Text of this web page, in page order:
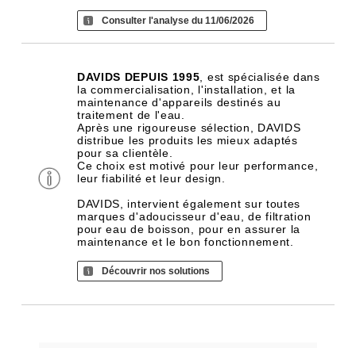
Consulter l'analyse du 11/06/2026
DAVIDS DEPUIS 1995 , est spécialisée dans
la commercialisation, l'installation, et la
maintenance d'appareils destinés au
traitement de l'eau.
Après une rigoureuse sélection, DAVIDS
distribue les produits les mieux adaptés
pour sa clientèle.
Ce choix est motivé pour leur performance,
leur fiabilité et leur design.
DAVIDS, intervient également sur toutes
marques d'adoucisseur d'eau, de filtration
pour eau de boisson, pour en assurer la
maintenance et le bon fonctionnement.
Découvrir nos solutions